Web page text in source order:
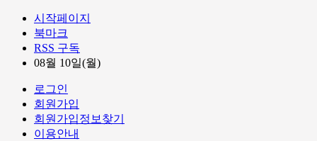
시작페이지
북마크
RSS 구독
08월 10일(월)
로그인
회원가입
회원가입정보찾기
이용안내